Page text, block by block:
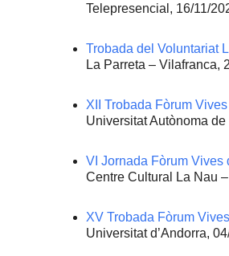
Telepresencial, 16/11/
Trobada del Voluntariat
La Parreta – Vilafranca,
XII Trobada Fòrum
Universitat Autònoma
VI Jornada Fòrum Vives
Centre Cultural La Nau
XV Trobada Fòrum
Universitat d’Andorra,